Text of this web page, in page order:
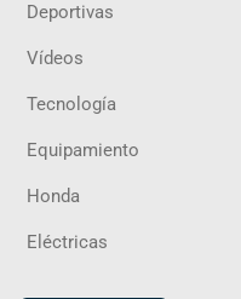
Deportivas
Vídeos
Tecnología
Equipamiento
Honda
Eléctricas